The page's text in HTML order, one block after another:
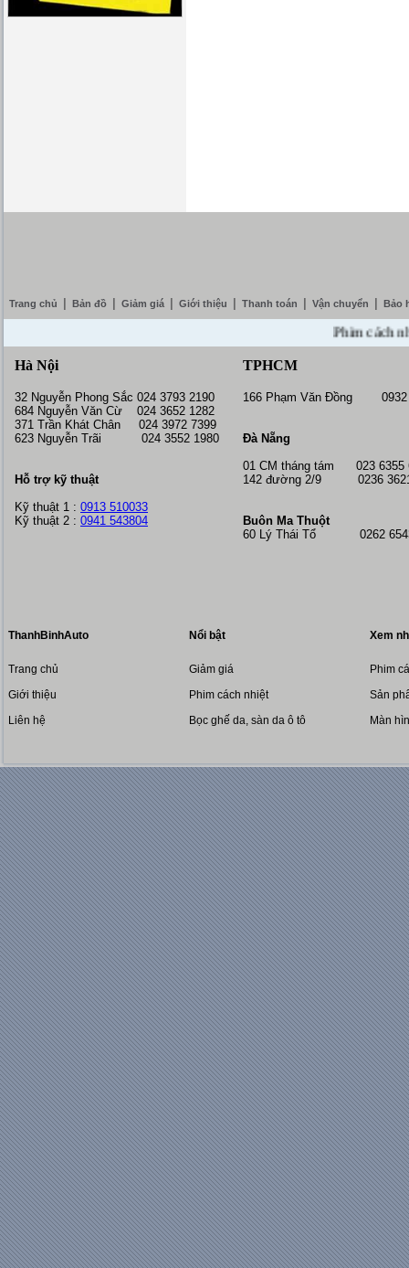
Trang chủ Bản đồ Giảm giá Giới thiệu Thanh toán Vận chuyển Bảo
Phim cách nhiệt
Hà Nội
32 Nguyễn Phong Sắc 024 3793 2190
684 Nguyễn Văn Cừ 024 3652 1282
371 Trần Khát Chân 024 3972 7399
623 Nguyễn Trãi 024 3552 1980
Hỗ trợ kỹ thuật
Kỹ thuật 1 : 0913 510033
Kỹ thuật 2 : 0941 543804
TPHCM
166 Phạm Văn Đồng 0932
Đà Nẵng
01 CM tháng tám 023 6355
142 đường 2/9 0236
Buôn Ma Thuột
60 Lý Thái Tổ 0262
ThanhBinhAuto
Trang chủ
Giới thiệu
Liên hệ
Nổi bật
Giảm giá
Phim cách nhiệt
Bọc ghế da, sàn da ô tô
Xem
Phim
Sản
Màn